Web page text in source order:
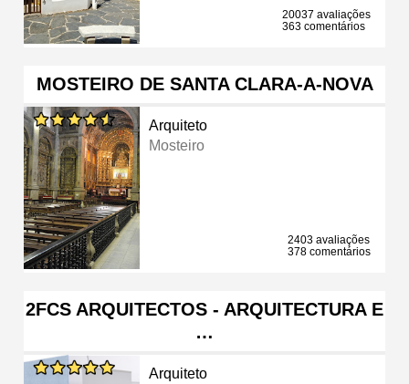
20037 avaliações
363 comentários
MOSTEIRO DE SANTA CLARA-A-NOVA
Arquiteto
Mosteiro
2403 avaliações
378 comentários
2FCS ARQUITECTOS - ARQUITECTURA E
…
Arquiteto